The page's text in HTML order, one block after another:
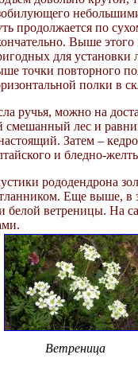
продолжается по
Выше этого
для установки
точки повторного
полки в
ручья, можно на
лес и
Затем –
и бледно-
рододендрона
Еще выше,
белой ветреницы. На
Ветреница